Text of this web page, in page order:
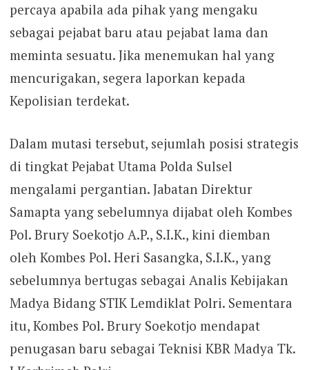
percaya apabila ada pihak yang mengaku
sebagai pejabat baru atau pejabat lama dan
meminta sesuatu. Jika menemukan hal yang
mencurigakan, segera laporkan kepada
Kepolisian terdekat.
Dalam mutasi tersebut, sejumlah posisi strategis
di tingkat Pejabat Utama Polda Sulsel
mengalami pergantian. Jabatan Direktur
Samapta yang sebelumnya dijabat oleh Kombes
Pol. Brury Soekotjo A.P., S.I.K., kini diemban
oleh Kombes Pol. Heri Sasangka, S.I.K., yang
sebelumnya bertugas sebagai Analis Kebijakan
Madya Bidang STIK Lemdiklat Polri. Sementara
itu, Kombes Pol. Brury Soekotjo mendapat
penugasan baru sebagai Teknisi KBR Madya Tk.